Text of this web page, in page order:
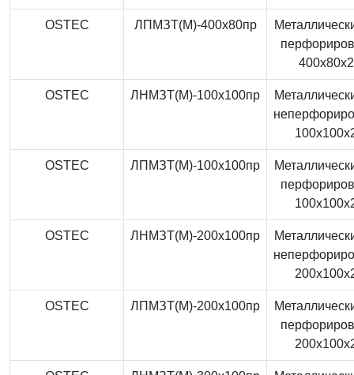
OSTEC ЛПМЗТ(М)-400x80пр
OSTEC ЛНМЗТ(М)-100x100пр
OSTEC ЛПМЗТ(М)-100x100пр
OSTEC ЛНМЗТ(М)-200x100пр
OSTEC ЛПМЗТ(М)-200x100пр